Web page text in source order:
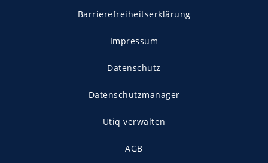
Barrierefreiheitserklärung
Impressum
Datenschutz
Datenschutzmanager
Utiq verwalten
AGB